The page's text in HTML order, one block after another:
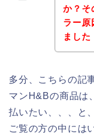
か？そ
ラー原
ました
多分、こちらの記
マンH&Bの商品は
払いたい、、、と
ご覧の方の中には